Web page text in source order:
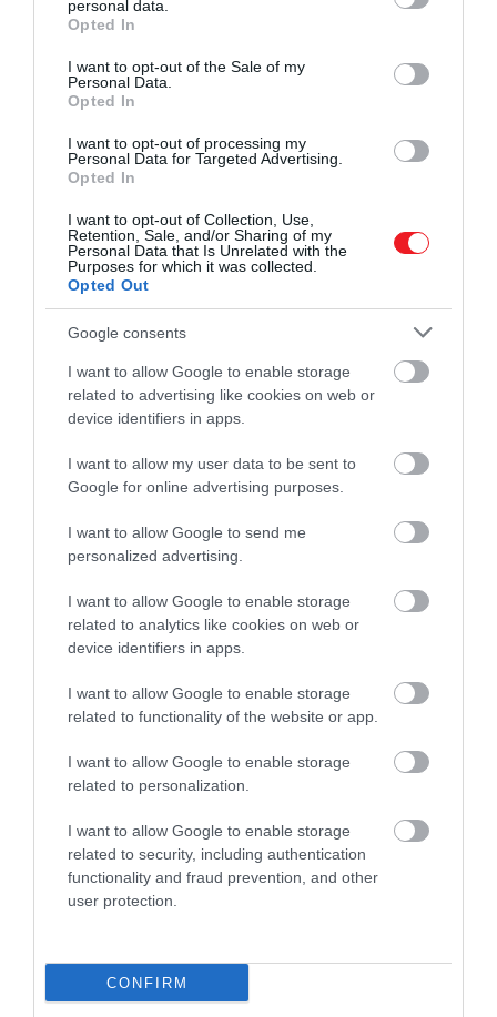
grant or deny consent to Google and its third-party tags to
use your data for below specified purposes in below Google
consent section.
personal data.
Opted In
I want to opt-out of the Sale of my
Personal Data.
Opted In
I want to opt-out of processing my
Personal Data for Targeted Advertising.
Opted In
I want to opt-out of Collection, Use,
Retention, Sale, and/or Sharing of my
Personal Data that Is Unrelated with the
Purposes for which it was collected.
Opted Out
Google consents
I want to allow Google to enable storage
related to advertising like cookies on web or
device identifiers in apps.
I want to allow my user data to be sent to
Google for online advertising purposes.
I want to allow Google to send me
personalized advertising.
I want to allow Google to enable storage
related to analytics like cookies on web or
device identifiers in apps.
I want to allow Google to enable storage
related to functionality of the website or app.
I want to allow Google to enable storage
related to personalization.
I want to allow Google to enable storage
related to security, including authentication
functionality and fraud prevention, and other
user protection.
CONFIRM
tartalmaz, mint a hagyományos joghurt.
Fogyasztása a gyulladás és a bél
áteresztőképességének csökkentése révén
javíthatja a bélmikrobiomot.
Kombucha
A kombucha egy erjesztett, szénsavas teaital, amely
tartalmazhat gyümölcslevet, fűszereket vagy egyéb
ízesítőket. Talán az egyik legegyszerűbb módja a
napi probiotikum-bevitel növelésének.
Savanyú káposzta
savanyított káposztaétel. Az egészséges
probiotikumok beviteléhez kerüljük a pasztőrözött,
káposztát.
​Mik azok a prebiotikumok?
A prebiotikumok olyan rosttípusok, amelyek nem
emésztődnek meg a vékonybélben, hanem a
vastagbélbe jutnak, ahol erjednek, hogy „táplálékot"
nyújtsanak a bélrendszer egészséges probiotikumai
számára. A bélrendszer egészségére gyakorolt
előnyeiken túl a rostban gazdag élelmiszerek
tartanak jóllakottan, segítenek csökkenteni
bizonyos rákos megbetegedések kockázatát,
megakadályozzák a vércukorszint kiugrását,
​6 prebiotikus élelmiszer, amit érdemes